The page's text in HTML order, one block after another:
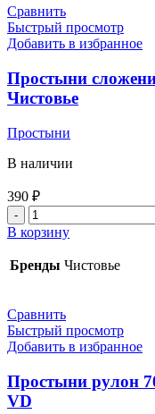
Сравнить
Быстрый просмотр
Добавить в избранное
Простыни
Чистовье
Простыни
В наличии
390 ₽
В корзину
Бренды Чистовье
Сравнить
Быстрый просмотр
Добавить в избранное
Простыни рулон
VD